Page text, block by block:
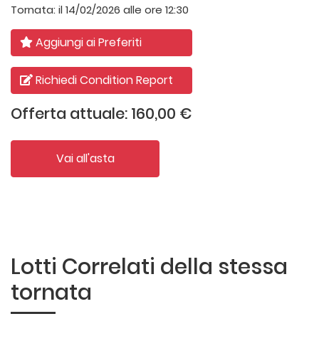
Tornata: il 14/02/2026 alle ore 12:30
Aggiungi ai Preferiti
Richiedi Condition Report
Offerta attuale: 160,00 €
Vai all'asta
Lotti Correlati della stessa
tornata